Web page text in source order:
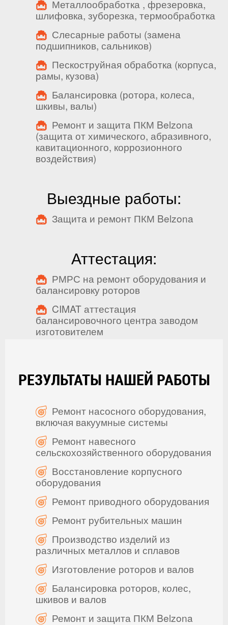
Металлообработка , фрезеровка,
шлифовка, зуборезка, термообработка
Слесарные работы (замена
подшипников, сальников)
Пескоструйная обработка (корпуса,
рамы, кузова)
Балансировка (ротора, колеса,
шкивы, валы)
Ремонт и защита ПКМ Belzona
(защита от химического, абразивного,
кавитационного, коррозионного
воздействия)
Выездные работы:
Защита и ремонт ПКМ Belzona
Аттестация:
РМРС на ремонт оборудования и
балансировку роторов
CIMAT аттестация
балансировочного центра заводом
изготовителем
РЕЗУЛЬТАТЫ НАШЕЙ РАБОТЫ
Ремонт насосного оборудования,
включая вакуумные системы
Ремонт навесного
сельскохозяйственного оборудования
Восстановление корпусного
оборудования
Ремонт приводного оборудования
Ремонт рубительных машин
Производство изделий из
различных металлов и сплавов
Изготовление роторов и валов
Балансировка роторов, колес,
шкивов и валов
Ремонт и защита ПКМ Belzona